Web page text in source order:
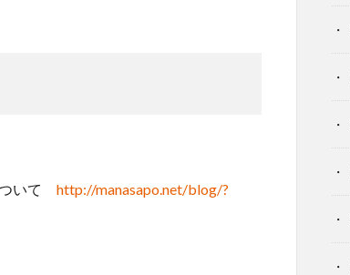
いて
http://manasapo.net/blog/?